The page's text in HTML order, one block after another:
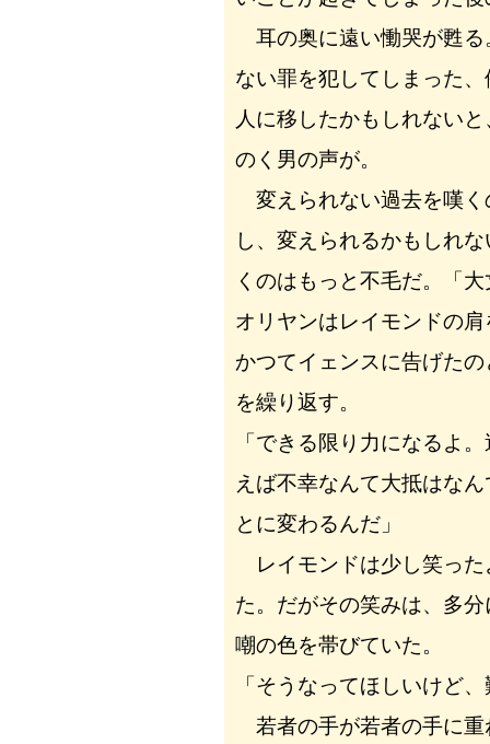
耳の奥に遠い慟哭が甦る
ない罪を犯してしまった
人に移したかもしれない
のく男の声が。
変えられない過去を嘆く
し、変えられるかもしれ
くのはもっと不毛だ。「
オリヤンはレイモンドの
かつてイェンスに告げた
を繰り返す。
「できる限り力になるよ
えば不幸なんて大抵はな
とに変わるんだ」
レイモンドは少し笑った
た。だがその笑みは、多
嘲の色を帯びていた。
「そうなってほしいけど
若者の手が若者の手に重